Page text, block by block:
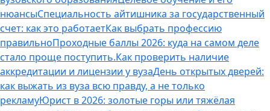
нюансыСпециальность айтишника за государственный
счет: как это работаетКак выбрать профессию
правильноПроходные баллы 2026: куда на самом деле
стало проще поступить.Как проверить наличие
аккредитации и лицензии у вузаДень открытых дверей:
как выжать из вуза всю правду, а не только
рекламуЮрист в 2026: золотые горы или тяжёлая